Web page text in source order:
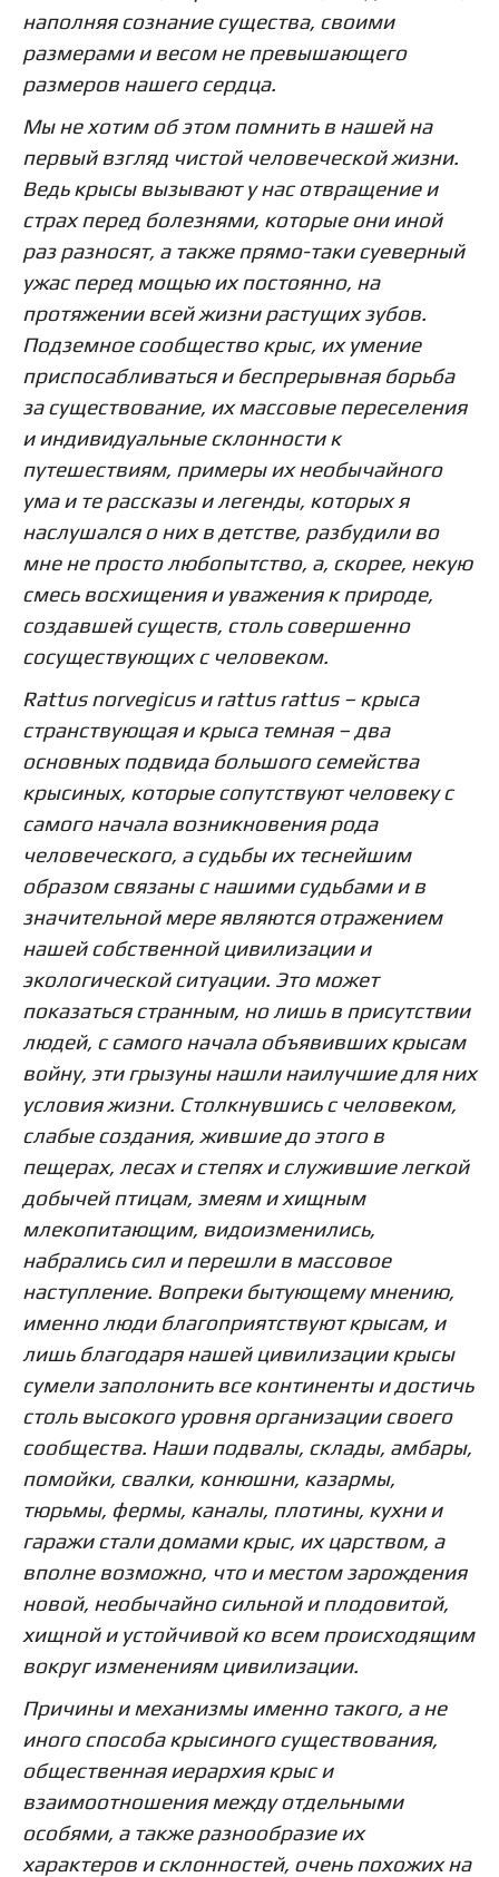
наполняя сознание существа, своими
размерами и весом не превышающего
размеров нашего сердца.
Мы не хотим об этом помнить в нашей на
первый взгляд чистой человеческой жизни.
Ведь крысы вызывают у нас отвращение и
страх перед болезнями, которые они иной
раз разносят, а также прямо-таки суеверный
ужас перед мощью их постоянно, на
протяжении всей жизни растущих зубов.
Подземное сообщество крыс, их умение
приспосабливаться и беспрерывная борьба
за существование, их массовые переселения
и индивидуальные склонности к
путешествиям, примеры их необычайного
ума и те рассказы и легенды, которых я
наслушался о них в детстве, разбудили во
мне не просто любопытство, а, скорее, некую
смесь восхищения и уважения к природе,
создавшей существ, столь совершенно
сосуществующих с человеком.
Rattus norvegicus и rattus rattus – крыса
странствующая и крыса темная – два
основных подвида большого семейства
крысиных, которые сопутствуют человеку с
самого начала возникновения рода
человеческого, а судьбы их теснейшим
образом связаны с нашими судьбами и в
значительной мере являются отражением
нашей собственной цивилизации и
экологической ситуации. Это может
показаться странным, но лишь в присутствии
людей, с самого начала объявивших крысам
войну, эти грызуны нашли наилучшие для них
условия жизни. Столкнувшись с человеком,
слабые создания, жившие до этого в
пещерах, лесах и степях и служившие легкой
добычей птицам, змеям и хищным
млекопитающим, видоизменились,
набрались сил и перешли в массовое
наступление. Вопреки бытующему мнению,
именно люди благоприятствуют крысам, и
лишь благодаря нашей цивилизации крысы
сумели заполонить все континенты и достичь
столь высокого уровня организации своего
сообщества. Наши подвалы, склады, амбары,
помойки, свалки, конюшни, казармы,
тюрьмы, фермы, каналы, плотины, кухни и
гаражи стали домами крыс, их царством, а
вполне возможно, что и местом зарождения
новой, необычайно сильной и плодовитой,
хищной и устойчивой ко всем происходящим
вокруг изменениям цивилизации.
Причины и механизмы именно такого, а не
иного способа крысиного существования,
общественная иерархия крыс и
взаимоотношения между отдельными
особями, а также разнообразие их
характеров и склонностей, очень похожих на